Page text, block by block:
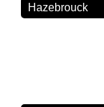
Hazebrouck